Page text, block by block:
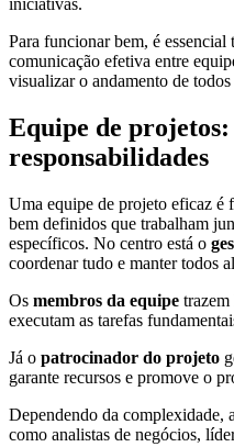
iniciativas.
Para funcionar bem, é essencial
comunicação efetiva entre
visualizar o andamento de
Equipe de projetos:
responsabilidades
Uma equipe de projeto eficaz é
bem definidos que trabalham
específicos. No centro está o
coordenar tudo e manter todos
Os membros da equipe trazem
executam as tarefas
Já o patrocinador do projeto
garante recursos e promove o
Dependendo da complexidade,
como analistas de negócios,